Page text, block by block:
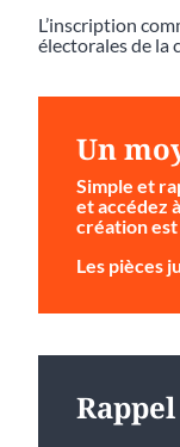
L’inscription
électorales de la
Un
Simple et
et accédez
création est
Les pièces
Rappel